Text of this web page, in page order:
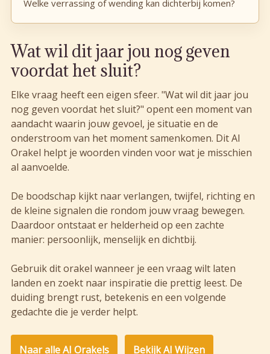
Welke verrassing of wending kan dichterbij komen?
Wat wil dit jaar jou nog geven
voordat het sluit?
Elke vraag heeft een eigen sfeer. "Wat wil dit jaar jou
nog geven voordat het sluit?" opent een moment van
aandacht waarin jouw gevoel, je situatie en de
onderstroom van het moment samenkomen. Dit AI
Orakel helpt je woorden vinden voor wat je misschien
al aanvoelde.
De boodschap kijkt naar verlangen, twijfel, richting en
de kleine signalen die rondom jouw vraag bewegen.
Daardoor ontstaat er helderheid op een zachte
manier: persoonlijk, menselijk en dichtbij.
Gebruik dit orakel wanneer je een vraag wilt laten
landen en zoekt naar inspiratie die prettig leest. De
duiding brengt rust, betekenis en een volgende
gedachte die je verder helpt.
Naar alle AI Orakels Bekijk AI Wijzen